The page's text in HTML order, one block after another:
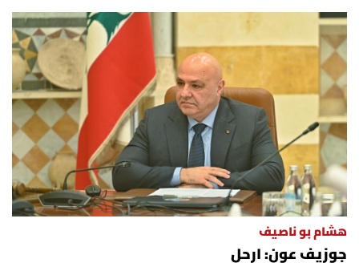
هشام بو ناصيف
جوزيف عون: ارحل